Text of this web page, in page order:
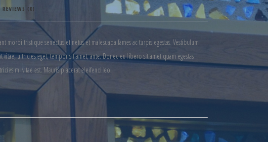
REVIEWS (0)
morbi tristique senectus et netus et malesuada fames ac turpis egestas. Vestibulum
vitae, ultricies eget, tempor sit amet, ante. Donec eu libero sit amet quam egestas
mi vitae est. Mauris placerat eleifend leo.